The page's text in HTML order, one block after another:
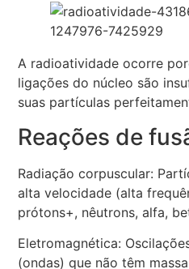
A radioatividade ocorre
ligações do núcleo são
suas partículas
Reações de
Radiação corpuscular:
alta velocidade (alta
prótons+, nêutrons, alfa,
Eletromagnética:
(ondas) que não têm